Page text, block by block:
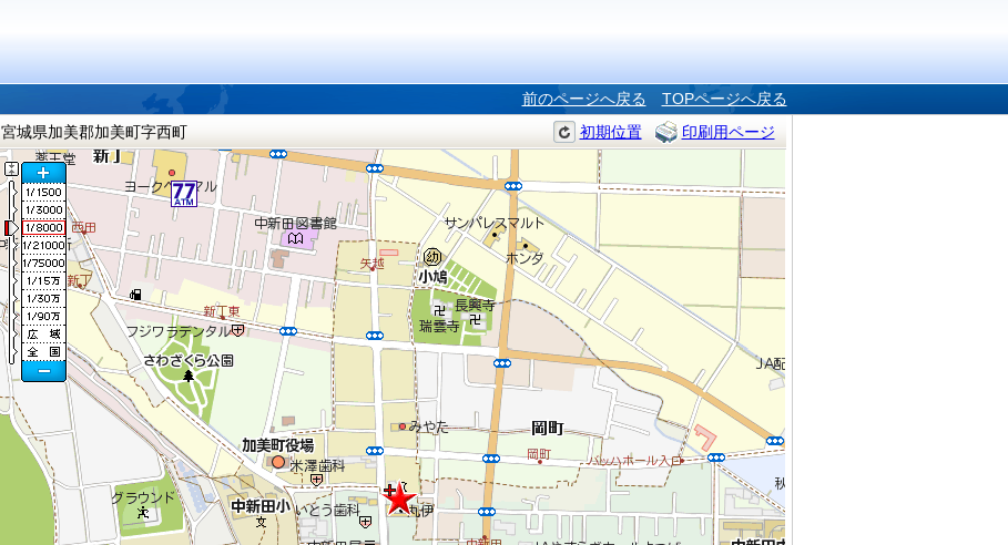
前のページへ戻る TOPページへ戻る
宮城県加美郡加美町字西町 初期位置 印刷用ページ